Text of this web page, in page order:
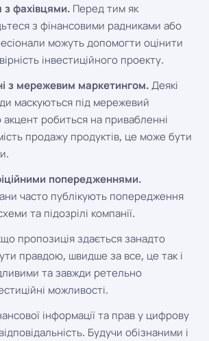
з фахівцями. Перед тим як
з фінансовими радниками або
можуть допомогти оцінити
інвестиційного проекту.
з мережевим маркетингом. Деякі
маскуються під мережевий
робиться на привабленні
продажу продуктів, це може бути
попередженнями.
часто публікують попередження
та підозрілі компанії.
пропозиція здається занадто
правдою, швидше за все, це так і
та завжди ретельно
можливості.
інформації та прав у цифрову
Будучи обізнаними і